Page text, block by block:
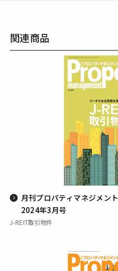
関連商品
月刊プロパティマネジメント
2024年3月号
J-REIT取引物件